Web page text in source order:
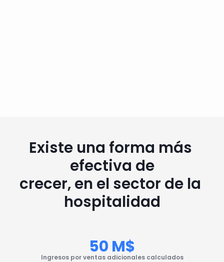
completos por ello.
Existe una forma más
efectiva de
crecer, en el sector de la
hospitalidad
MÁS DE 60.000
Propiedades activas
50 M$
Ingresos por ventas adicionales calculados